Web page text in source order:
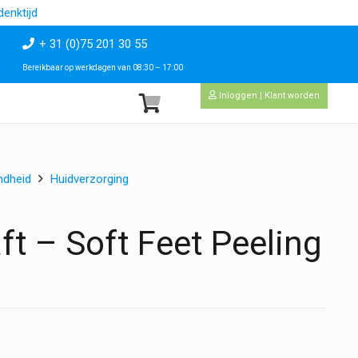
+ 31 (0)75 201 30 55
Bereikbaar op werkdagen van 08:30 – 17:00
Inloggen | Klant worden
Huidverzorging
– Soft Feet Peeling